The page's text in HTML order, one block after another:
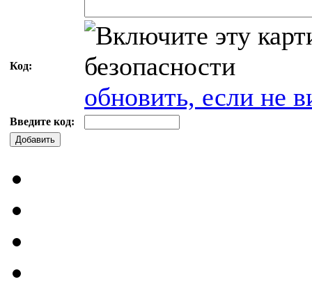
Код:
обновить, если не
Введите код:
Добавить